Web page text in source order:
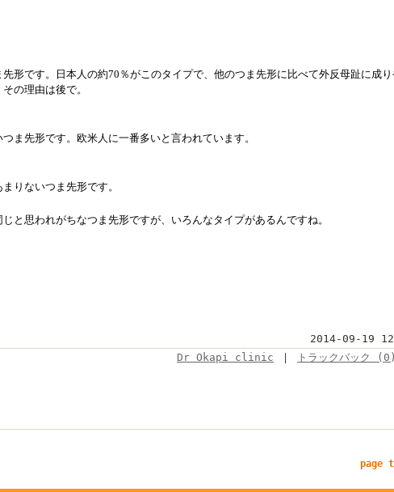
形です。日本人の約70 ％がこのタイプで、他のつま先形に比べて外反母趾に成り
の理由は後で。
ま先形です。欧米人に一番多いと言われています。
りないつま先形です。
と思われがちなつま先形ですが、いろんなタイプがあるんですね。
2014-09-19
Dr Okapi clinic ｜ トラックバック (0)
page